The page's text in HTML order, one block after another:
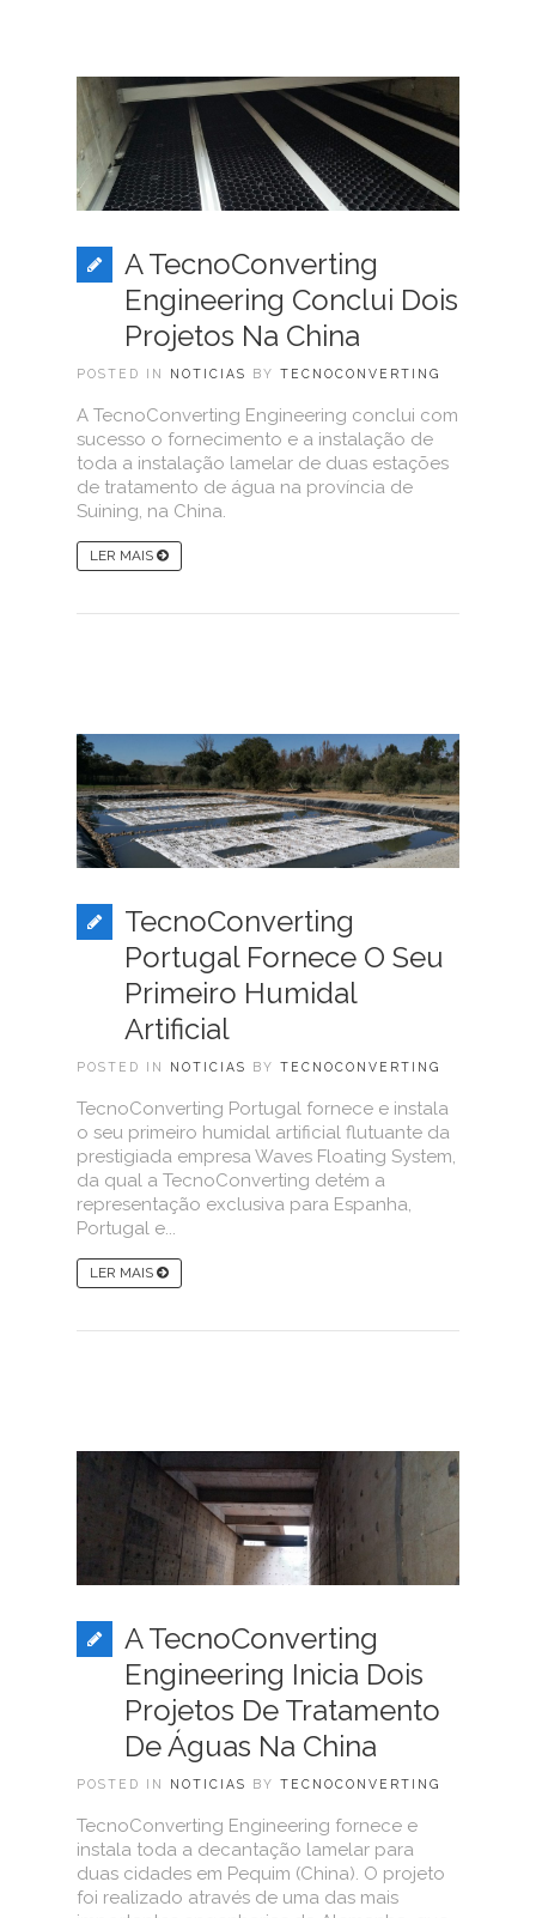
A TecnoConverting
Engineering Conclui Dois
Projetos Na China
POSTED IN NOTICIAS BY TECNOCONVERTING
A TecnoConverting Engineering conclui com
sucesso o fornecimento e a instalação de
toda a instalação lamelar de duas estações
de tratamento de água na província de
Suining, na China.
LER MAIS
TecnoConverting
Portugal Fornece O Seu
Primeiro Humidal
Artificial
POSTED IN NOTICIAS BY TECNOCONVERTING
TecnoConverting Portugal fornece e instala
o seu primeiro humidal artificial flutuante da
prestigiada empresa Waves Floating System,
da qual a TecnoConverting detém a
representação exclusiva para Espanha,
Portugal e...
LER MAIS
A TecnoConverting
Engineering Inicia Dois
Projetos De Tratamento
De Águas Na China
POSTED IN NOTICIAS BY TECNOCONVERTING
TecnoConverting Engineering fornece e
instala toda a decantação lamelar para
duas cidades em Pequim (China). O projeto
foi realizado através de uma das mais